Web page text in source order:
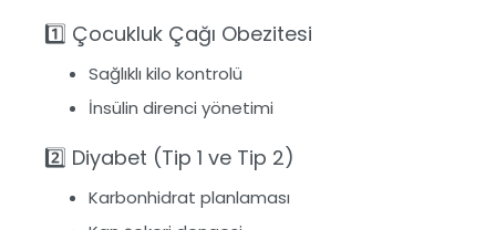
1️⃣ Çocukluk Çağı Obezitesi
Sağlıklı kilo kontrolü
İnsülin direnci yönetimi
2️⃣ Diyabet (Tip 1 ve Tip 2)
Karbonhidrat planlaması